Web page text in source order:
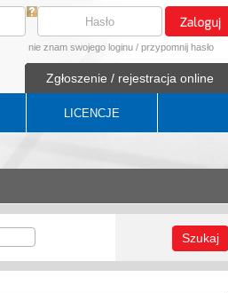
nie znam swojego loginu / przypomnij hasło
Zgłoszenie / rejestracja online
LICENCJE
Szukaj